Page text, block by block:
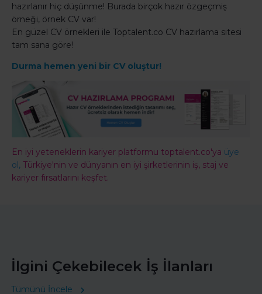
hazırlanır hiç düşünme! Burada birçok hazır özgeçmiş
örneği, örnek CV var!
En güzel CV örnekleri ile Toptalent.co CV hazırlama sitesi
tam sana göre!
Durma hemen yeni bir CV oluştur!
En iyi yeteneklerin kariyer platformu toptalent.co'ya üye
ol, Türkiye'nin ve dünyanın en iyi şirketlerinin iş, staj ve
kariyer fırsatlarını keşfet.
İlgini Çekebilecek İş İlanları
Tümünü İncele